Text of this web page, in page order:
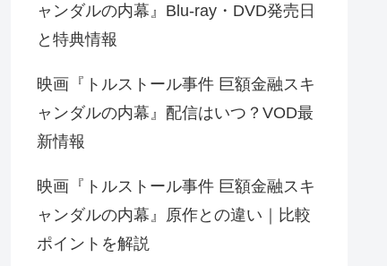
ャンダルの内幕』Blu-ray・DVD発売日
と特典情報
映画『トルストール事件 巨額金融スキ
ャンダルの内幕』配信はいつ？VOD最
新情報
映画『トルストール事件 巨額金融スキ
ャンダルの内幕』原作との違い｜比較
ポイントを解説